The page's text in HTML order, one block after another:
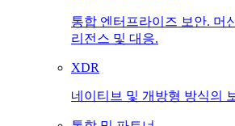
통합 엔터프라이즈 보안. 머
리전스 및 대응.
XDR
네이티브 및 개방형 방식의